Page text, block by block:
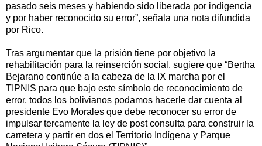
pasado seis meses y habiendo sido liberada por indigencia
y por haber reconocido su error”, señala una nota difundida
por Rico.
Tras argumentar que la prisión tiene por objetivo la
rehabilitación para la reinserción social, sugiere que “Bertha
Bejarano continúe a la cabeza de la IX marcha por el
TIPNIS para que bajo este símbolo de reconocimiento de
error, todos los bolivianos podamos hacerle dar cuenta al
presidente Evo Morales que debe reconocer su error de
impulsar tercamente la ley de post consulta para construir la
carretera y partir en dos el Territorio Indígena y Parque